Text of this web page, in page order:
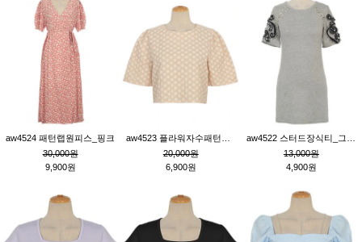
aw4524 패턴랩원피스_핑크
30,000원
9,900원
20,000원
6,900원
13,000원
4,900원